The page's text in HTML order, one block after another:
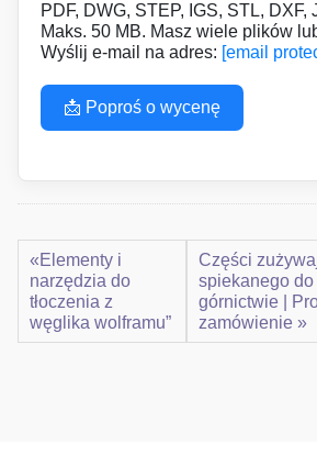
PDF, DWG, STEP, IGS, STL, DXF,
Maks. 50 MB. Masz wiele plików
Wyślij e-mail na adres: [email
📩 Poproś o wycenę
«Elementy i
narzędzia do
tłoczenia z
węglika wolframu”
Części
spiekanego
górnictwie |
zamówienie »